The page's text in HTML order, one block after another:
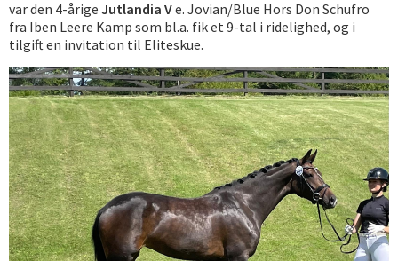
var den 4-årige Jutlandia Ve. Jovian/Blue Hors Don Schufro
fra Iben Leere Kamp som bl.a. fik et 9-tal i ridelighed, og i
tilgift en invitation til Eliteskue.